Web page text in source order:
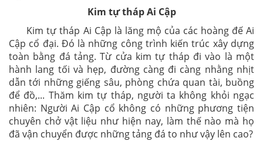
Kim tự tháp Ai Cập
Kim tự tháp Ai Cập là lăng mộ của các hoàng đế Ai
Cập cổ đại. Đó là những công trình kiến trúc xây dựng
toàn bằng đá tảng. Từ cửa kim tự tháp đi vào là một
hành lang tối và hẹp, đường càng đi càng nhằng nhịt
dẫn tới những giếng sâu, phòng chứa quan tài, buồng
để đồ,... Thăm kim tự tháp, người ta không khỏi ngạc
nhiên: Người Ai Cập cổ không có những phương tiện
chuyên chở vật liệu như hiện nay, làm thế nào mà họ
đã vận chuyển được những tảng đá to như vậy lên cao?